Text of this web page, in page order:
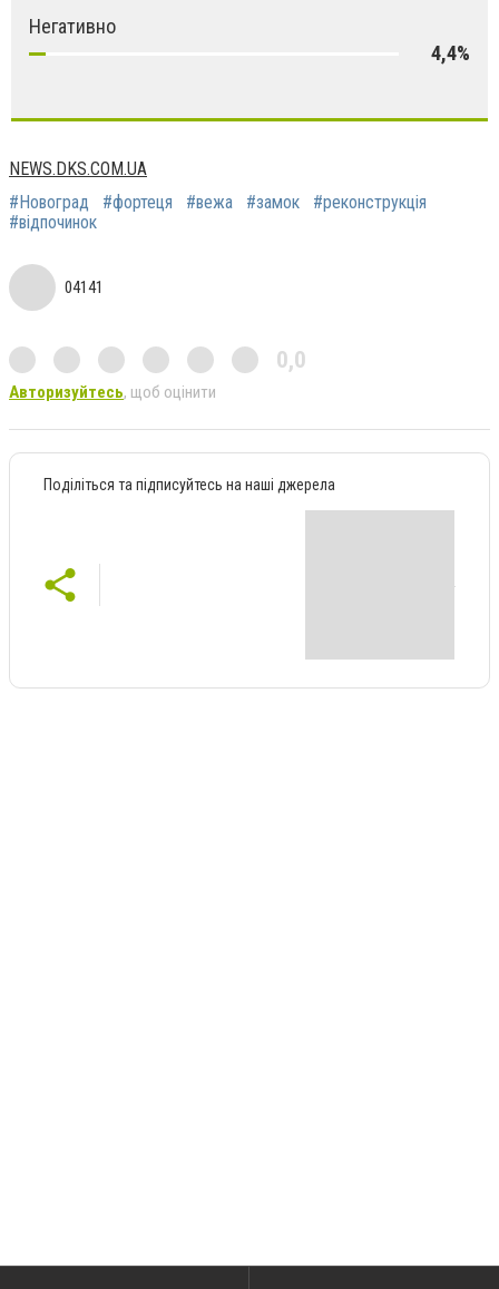
Негативно
4,4%
NEWS.DKS.COM.UA
#Новоград
#фортеця #вежа #замок
#реконструкція
#відпочинок
04141
0,0
Авторизуйтесь, щоб оцінити
Поділіться та підписуйтесь на наші джерела